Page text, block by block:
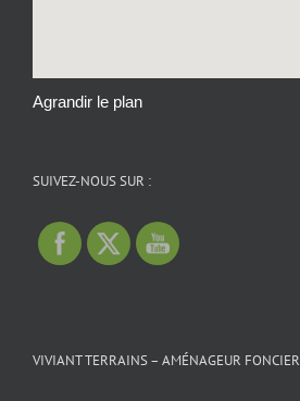
Agrandir le plan
SUIVEZ-NOUS SUR :
VIVIANT TERRAINS – AMÉNAGEUR FONCIER